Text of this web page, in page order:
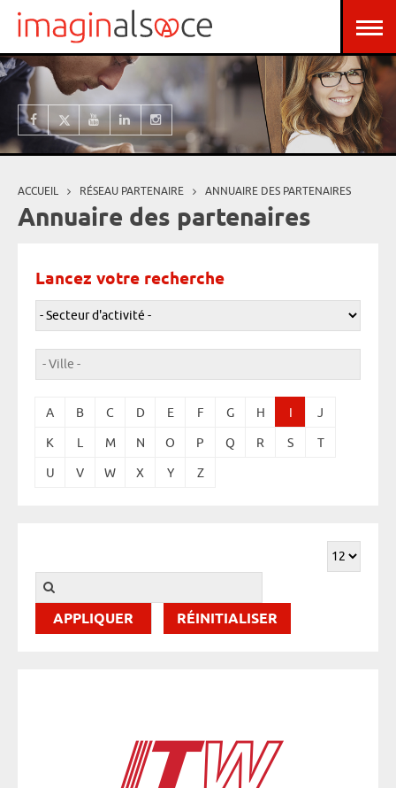
Aller au contenu principal
Vous êtes ici
ACCUEIL RÉSEAU PARTENAIRE ANNUAIRE DES PARTENAIRES
Annuaire des partenaires
Lancez votre recherche
A B C D E F G H I J
K L M N O P Q R S T
U V W X Y Z
RÉINITIALISER
Panneau de gestion des cookies